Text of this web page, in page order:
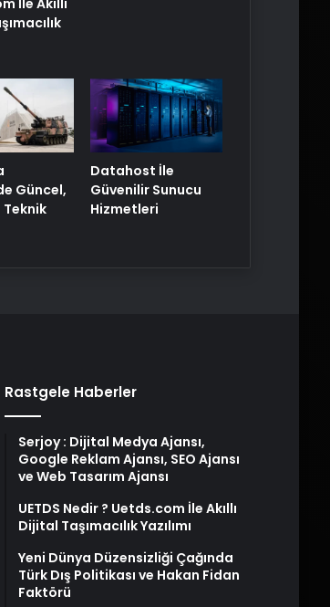
Güncel,
Teknik
Datahost İle
Güvenilir Sunucu
Hizmetleri
Rastgele Haberler
Serjoy : Dijital Medya Ajansı,
Google Reklam Ajansı, SEO Ajansı
ve Web Tasarım Ajansı
UETDS Nedir ? Uetds.com İle Akıllı
Dijital Taşımacılık Yazılımı
Yeni Dünya Düzensizliği Çağında
Türk Dış Politikası ve Hakan Fidan
Faktörü